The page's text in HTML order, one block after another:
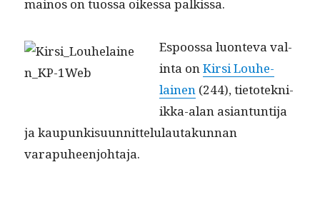
main­os on tuos­sa oikessa palkissa.
Espoos­sa luon­te­va val­
in­ta onKir­si Louhe­
lainen (244), tietotekni­
ik­ka-alan asiantun­ti­ja
ja kaupunkisu­un­nit­telu­lau­takun­nan
varapuheenjohtaja.